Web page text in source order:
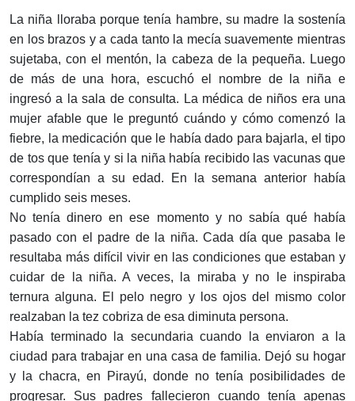
La niña lloraba porque tenía hambre, su madre la sostenía
en los brazos y a cada tanto la mecía suavemente mientras
sujetaba, con el mentón, la cabeza de la pequeña. Luego
de más de una hora, escuchó el nombre de la niña e
ingresó a la sala de consulta. La médica de niños era una
mujer afable que le preguntó cuándo y cómo comenzó la
fiebre, la medicación que le había dado para bajarla, el tipo
de tos que tenía y si la niña había recibido las vacunas que
correspondían a su edad. En la semana anterior había
cumplido seis meses.
No tenía dinero en ese momento y no sabía qué había
pasado con el padre de la niña. Cada día que pasaba le
resultaba más difícil vivir en las condiciones que estaban y
cuidar de la niña. A veces, la miraba y no le inspiraba
ternura alguna. El pelo negro y los ojos del mismo color
realzaban la tez cobriza de esa diminuta persona.
Había terminado la secundaria cuando la enviaron a la
ciudad para trabajar en una casa de familia. Dejó su hogar
y la chacra, en Pirayú, donde no tenía posibilidades de
progresar. Sus padres fallecieron cuando tenía apenas